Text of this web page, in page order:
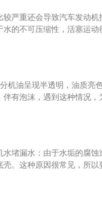
果密封不良或有破损需要
坏，水循环的速度又快，
机油乳化和水珠的主要原
成机油乳化，这个是不需
机油和水混合在一起，机
象，如果出现这种情况说
到润滑系统形成了机油乳
修有可能会损坏发动机。
能得到及时处理会带来较
，造成发动机抖动，更严
和最小值，机油量在这个
的，这种情况不要紧，等
油。冷车时看机油含量，
随着汽车的使用，机油含
剧活塞、活塞屑、连杆和
，使承受的冲击负荷起到
防止水、空气、酸性物质
要在两个滑动表面间建立
空气中帮助水箱冷却发动
严重还会导致汽车发动机
的不可压缩性，活塞运动
件下会造成断裂连杆飞出
室进水，火花塞无法点燃
水的解决办法：1、油箱是
些燃油添加剂如油箱除水
道进入了很多的水，已经
箱进水，发动机进水不易
上纯正的汽油测试是否油
那么就确定是汽车油箱进
，换上新的汽油。
机油呈现半透明，油质亮
有泡沫，遇到这种情况，
油。2、少量水进入气缸：
至直接刺穿气缸。这样的
障等后遗症。
堵漏水：由于水垢的腐蚀
。这种原因很常见，所以
损，散热器外部的水会渗
，一定要记得检查缸套密